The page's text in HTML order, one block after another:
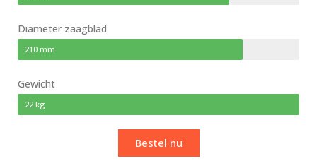
Diameter zaagblad
210 mm
Gewicht
22 kg
Bestel nu